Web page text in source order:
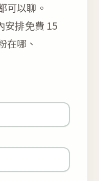
可以聊。
安排免費 15
在哪、